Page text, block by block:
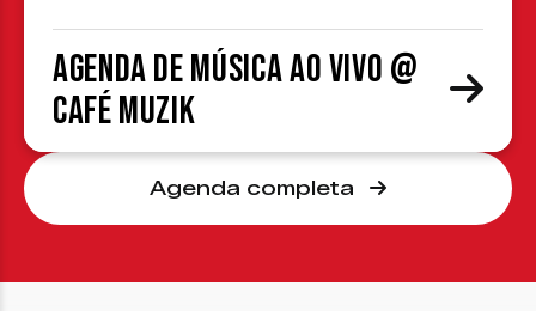
Agenda de Música ao Vivo @
Café Muzik
Agenda completa